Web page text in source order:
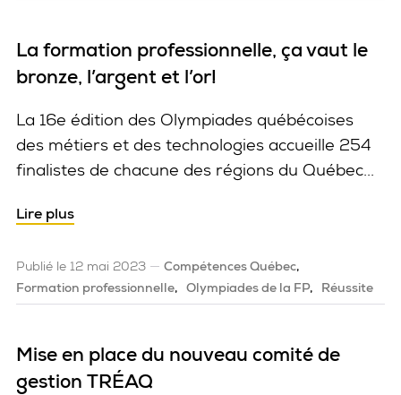
La formation professionnelle, ça vaut le
bronze, l’argent et l’or!
La 16e édition des Olympiades québécoises
des métiers et des technologies accueille 254
finalistes de chacune des régions du Québec...
Lire plus
Publié le 12 mai 2023
Compétences Québec
Formation professionnelle
Olympiades de la FP Réussite
Mise en place du nouveau comité de
gestion TRÉAQ